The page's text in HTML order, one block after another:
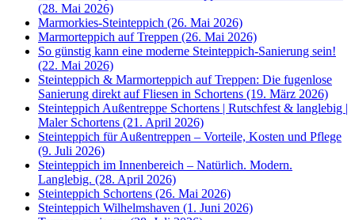
(28. Mai 2026)
Marmorkies-Steinteppich (26. Mai 2026)
Marmorteppich auf Treppen (26. Mai 2026)
So günstig kann eine moderne Steinteppich-Sanierung sein!
(22. Mai 2026)
Steinteppich & Marmorteppich auf Treppen: Die fugenlose
Sanierung direkt auf Fliesen in Schortens (19. März 2026)
Steinteppich Außentreppe Schortens | Rutschfest & langlebig |
Maler Schortens (21. April 2026)
Steinteppich für Außentreppen – Vorteile, Kosten und Pflege
(9. Juli 2026)
Steinteppich im Innenbereich – Natürlich. Modern.
Langlebig. (28. April 2026)
Steinteppich Schortens (26. Mai 2026)
Steinteppich Wilhelmshaven (1. Juni 2026)